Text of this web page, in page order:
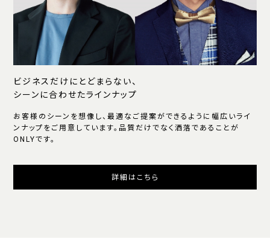
ビジネスだけにとどまらない、
シーンに合わせたラインナップ
お客様のシーンを想像し、最適なご提案ができるように幅広いライ
ンナップをご用意しています。品質だけでなく洒落であることが
ONLYです。
詳細はこちら